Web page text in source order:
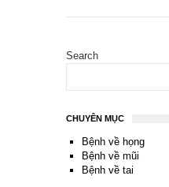
Search
CHUYÊN MỤC
Bệnh về họng
Bệnh về mũi
Bệnh về tai